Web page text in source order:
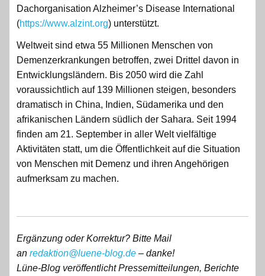
Dachorganisation Alzheimer’s Disease International
(https://www.alzint.org) unterstützt.
Weltweit sind etwa 55 Millionen Menschen von
Demenzerkrankungen betroffen, zwei Drittel davon in
Entwicklungsländern. Bis 2050 wird die Zahl
voraussichtlich auf 139 Millionen steigen, besonders
dramatisch in China, Indien, Südamerika und den
afrikanischen Ländern südlich der Sahara. Seit 1994
finden am 21. September in aller Welt vielfältige
Aktivitäten statt, um die Öffentlichkeit auf die Situation
von Menschen mit Demenz und ihren Angehörigen
aufmerksam zu machen.
Ergänzung oder Korrektur? Bitte Mail
an redaktion@luene-blog.de – danke!
Lüne-Blog veröffentlicht Pressemitteilungen, Berichte